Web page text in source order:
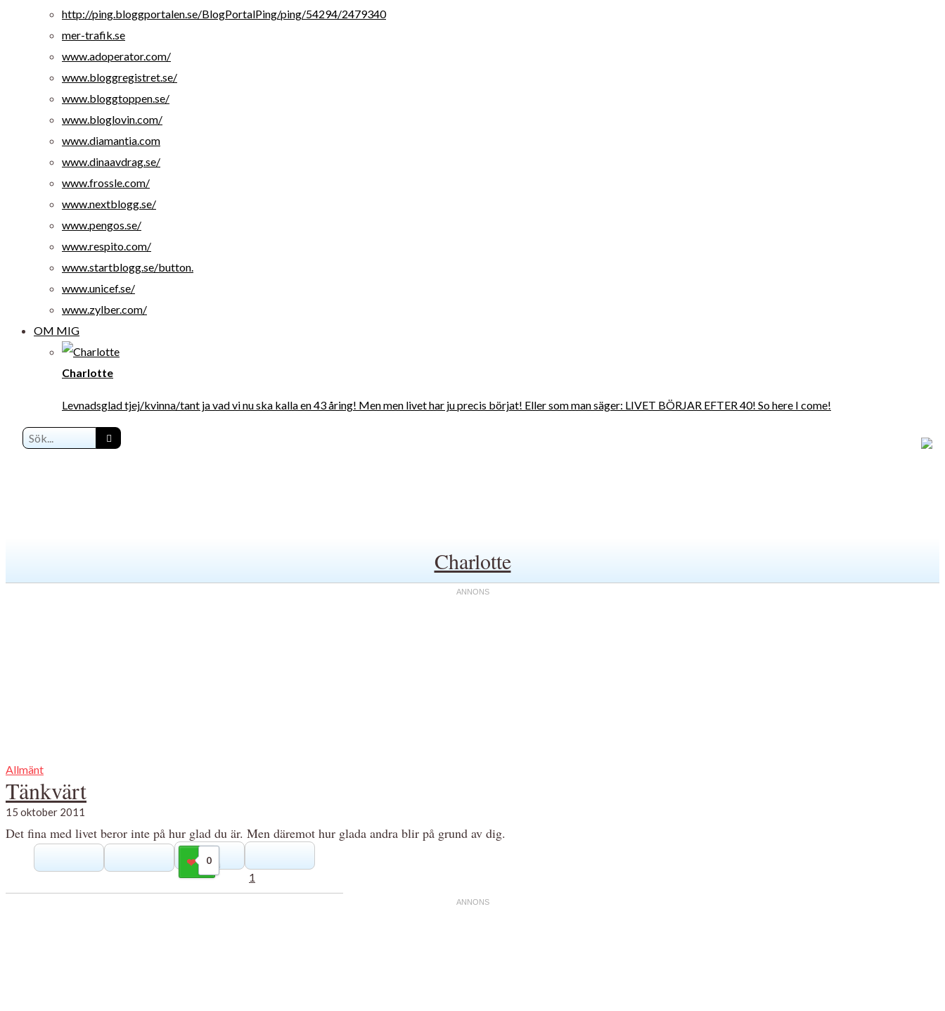
http://ping.bloggportalen.se/BlogPortalPing/ping/54294/2479340
mer-trafik.se
www.adoperator.com/
www.bloggregistret.se/
www.bloggtoppen.se/
www.bloglovin.com/
www.diamantia.com
www.dinaavdrag.se/
www.frossle.com/
www.nextblogg.se/
www.pengos.se/
www.respito.com/
www.startblogg.se/button.
www.unicef.se/
www.zylber.com/
OM MIG
Charlotte
Levnadsglad tjej/kvinna/tant ja vad vi nu ska kalla en 43 åring! Men men livet har ju precis börjat! Eller som man säger: LIVET BÖRJAR EFTER 40! So here I come!
Charlotte
Allmänt
Tänkvärt
15 oktober 2011
Det fina med livet beror inte på hur glad du är. Men däremot hur glada andra blir på grund av dig.
0
Gilla
1